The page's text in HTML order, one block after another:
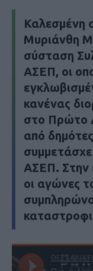
Καλεσμένη
Μυριάνθη
σύσταση
ΑΣΕΠ, οι
κανένας
στο Πρώτο
από
ΑΣΕΠ. Στην
οι αγώνες